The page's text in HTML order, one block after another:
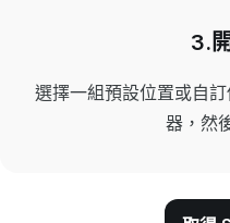
3.
選擇一組預設位置或自
器，然